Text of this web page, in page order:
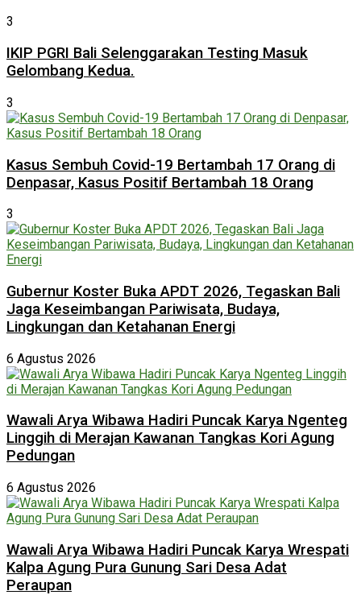
3
IKIP PGRI Bali Selenggarakan Testing Masuk
Gelombang Kedua.
3
Kasus Sembuh Covid-19 Bertambah 17 Orang di
Denpasar, Kasus Positif Bertambah 18 Orang
3
Gubernur Koster Buka APDT 2026, Tegaskan Bali
Jaga Keseimbangan Pariwisata, Budaya,
Lingkungan dan Ketahanan Energi
6 Agustus 2026
Wawali Arya Wibawa Hadiri Puncak Karya Ngenteg
Linggih di Merajan Kawanan Tangkas Kori Agung
Pedungan
6 Agustus 2026
Wawali Arya Wibawa Hadiri Puncak Karya Wrespati
Kalpa Agung Pura Gunung Sari Desa Adat
Peraupan